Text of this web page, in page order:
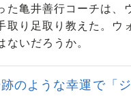
亀井善行コーチは、
取り足取り教えた。ウ
いだろうか。
のような幸運で「